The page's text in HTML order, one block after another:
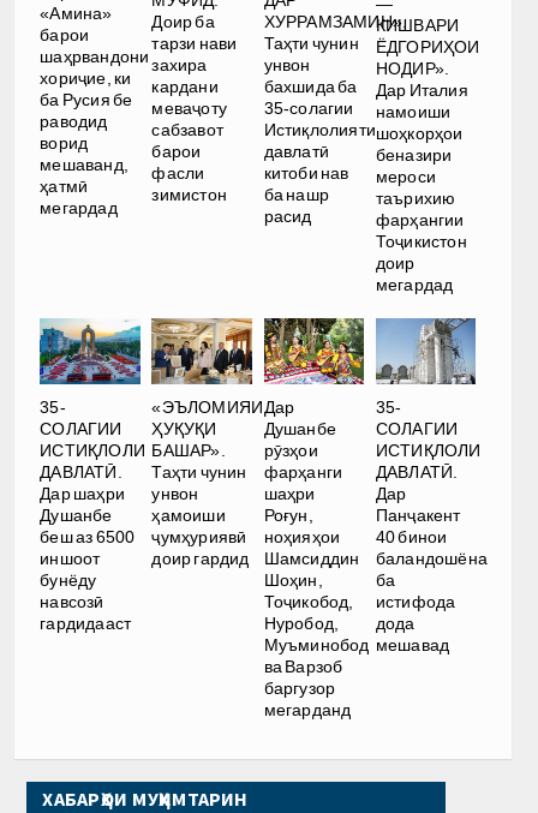
«Амина»
барои
шаҳрвандони
хориҷие, ки
ба Русия бе
раводид
ворид
мешаванд,
ҳатмӣ
мегардад
Доир ба
тарзи нави
захира
кардани
меваҷоту
сабзавот
барои
фасли
зимистон
ХУРРАМЗАМИН».
Таҳти чунин
унвон
бахшида ба
35-солагии
Истиқлолияти
давлатӣ
китоби нав
ба нашр
расид
КИШВАРИ
ЁДГОРИҲОИ
НОДИР».
Дар Италия
намоиши
шоҳкорҳои
беназири
мероси
таърихию
фарҳангии
Тоҷикистон
доир
мегардад
35-
СОЛАГИИ
ИСТИҚЛОЛИ
ДАВЛАТӢ.
Дар шаҳри
Душанбе
беш аз 6500
иншоот
бунёду
навсозӣ
гардидааст
«ЭЪЛОМИЯИ
ҲУҚУҚИ
БАШАР».
Таҳти чунин
унвон
ҳамоиши
ҷумҳуриявӣ
доир гардид
Дар
Душанбе
рӯзҳои
фарҳанги
шаҳри
Роғун,
ноҳияҳои
Шамсиддин
Шоҳин,
Тоҷикобод,
Нуробод,
Муъминобод
ва Варзоб
баргузор
мегарданд
35-
СОЛАГИИ
ИСТИҚЛОЛИ
ДАВЛАТӢ.
Дар
Панҷакент
40 бинои
баландошёна
ба
истифода
дода
мешавад
ХАБАРҲОИ МУҲИМТАРИН